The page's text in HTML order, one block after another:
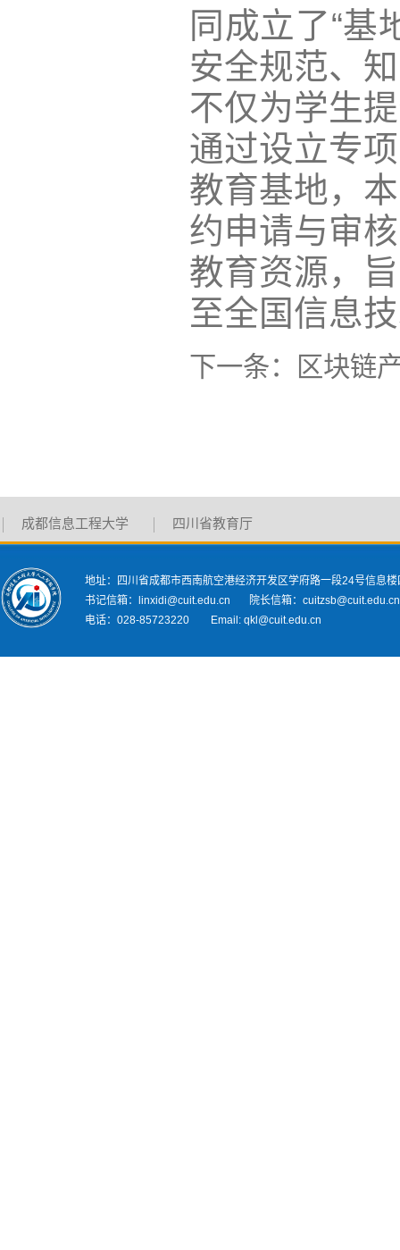
同成立了“基
安全规范、
不仅为学生
通过设立专
教育基地，
约申请与审
教育资源，
至全国信息
下一条： 区块链
成都信息工程大学 四川省教育厅
地址：四川省成都市西南航空港经济开发区学府路一段24号信息楼
书记信箱：linxidi@cuit.edu.cn 院长信箱：cuitzsb@cuit.edu.cn
电话：028-85723220 Email: qkl@cuit.edu.cn